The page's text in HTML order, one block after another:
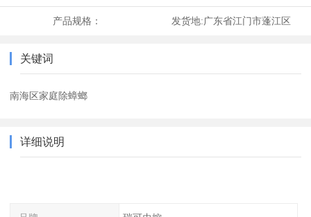
产品规格： 发货地:广东省江门市蓬江区
关键词
南海区家庭除蟑螂
详细说明